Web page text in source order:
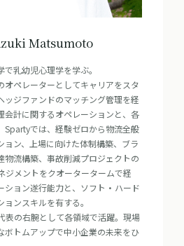
Matsumoto
乳幼児心理学を学ぶ。
オペレーターとしてキャリアをスタ
ッジファンドのマッチング管理を経
会計に関するオペレーションと、各
Spartyでは、経験ゼロから物流全般
ョン、上場に向けた体制構築、ブラ
物流構築、事故削減プロジェクトの
ジメントをクオータータームで経
ション遂行能力と、ソフト・ハード
ンスキルを有する。
表の右腕として各領域で活躍。現場
ボトムアップで中小企業の未来をひ